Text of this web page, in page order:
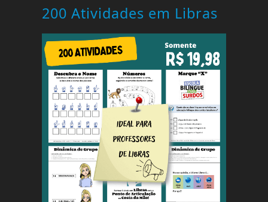
200 Atividades em Libras